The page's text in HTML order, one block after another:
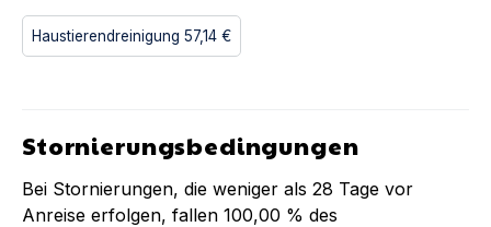
Haustierendreinigung 57,14 €
Stornierungsbedingungen
Bei Stornierungen, die weniger als 28 Tage vor
Anreise erfolgen, fallen 100,00 % des